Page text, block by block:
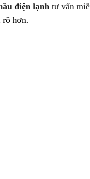
điện lạnh tư vấn
rõ hơn.